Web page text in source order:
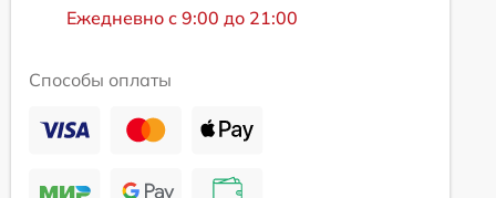
Ежедневно с 9:00 до 21:00
Способы оплаты